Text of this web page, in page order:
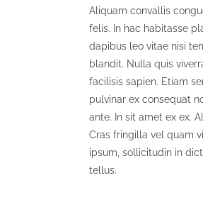
Aliquam convallis
felis. In hac habitasse
dapibus leo vitae nisi
blandit. Nulla quis
facilisis sapien. Etiam
pulvinar ex consequat
ante. In sit amet ex ex.
Cras fringilla vel quam
ipsum, sollicitudin in
tellus.